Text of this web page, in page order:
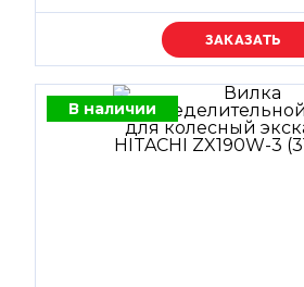
Уточняйте цену
В наличии